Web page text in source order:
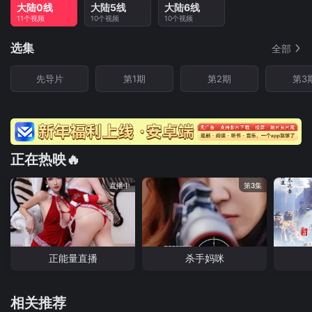
大陆0线
11个视频
大陆5线
10个视频
大陆6线
10个视频
选集 全部
先导片 第1期 第2期 第3
正在热映🔥
直播中
正能量直播
第3集
杀手妈咪
相关推荐